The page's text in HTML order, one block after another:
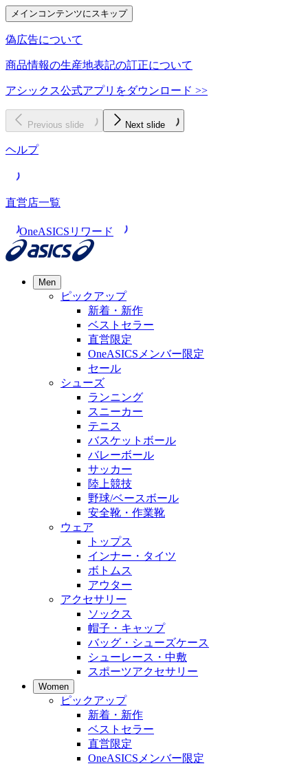
メインコンテンツにスキップ
偽広告について
商品情報の生産地表記の訂正について
アシックス公式アプリをダウンロード >>
Previous slide Next slide
ヘルプ
直営店一覧
OneASICSリワード
Men
ピックアップ
新着・新作
ベストセラー
直営限定
OneASICSメンバー限定
セール
シューズ
ランニング
スニーカー
テニス
バスケットボール
バレーボール
サッカー
陸上競技
野球/ベースボール
安全靴・作業靴
ウェア
トップス
インナー・タイツ
ボトムス
アウター
アクセサリー
ソックス
帽子・キャップ
バッグ・シューズケース
シューレース・中敷
スポーツアクセサリー
Women
ピックアップ
新着・新作
ベストセラー
直営限定
OneASICSメンバー限定